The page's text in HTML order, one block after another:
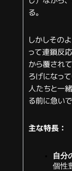
る。
しかしその
って連鎖反
から覆され
ろげになっ
人たちと一
る前に急い
主な特長：
自分
個性